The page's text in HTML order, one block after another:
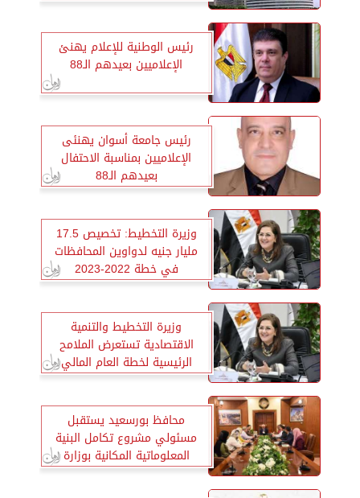
رئيس الوطنية للإعلام يهنئ
الإعلاميين بعيدهم الـ88
رئيس جامعة أسوان يهنئى
الإعلاميين بمناسبة الاحتفال
بعيدهم الـ88
وزيرة التخطيط: تخصيص 17.5
مليار جنيه لدواوين المحافظات
في خطة 2022-2023
وزيرة التخطيط والتنمية
الاقتصادية تستعرض الملامح
الرئيسية لخطة العام المالي
القادم 2022/2023
محافظ بورسعيد يستقبل
مسئولي مشروع تكامل البنية
المعلوماتية المكانية بوزارة
التخطيط